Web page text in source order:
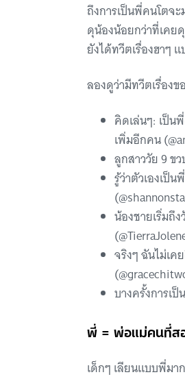
ถึงการเป็นพี่คนโตจ
ดุน้องน้อยกว่าที่เคย
ยังได้ทวีตเรื่องฮาๆ
ลองดูว่ามีทวีตเรื่อง
คิดเล่นๆ: เป็น
เพิ่มอีกคน
ลูกสาววัย 9 ข
รู้ว่าตัวเองเป็
น้องชายเริ่มถึ
จริงๆ ฉันไม่เ
บางครั้งการเ
พี่ = พ่อแม่คนที่ส
เด็กๆ เลียนแบบพี่ม